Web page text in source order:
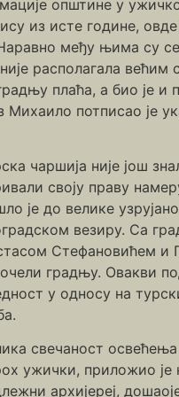
општине у
из исте године,
међу њима су
располагала већим
плаћа, а био је и
потписао је
чаршија није још
своју праву
је до велике
везиру. Са
Стефановићем и
градњу. Овакви
у односу на
свечаност
ужички, приложио
архијереј,